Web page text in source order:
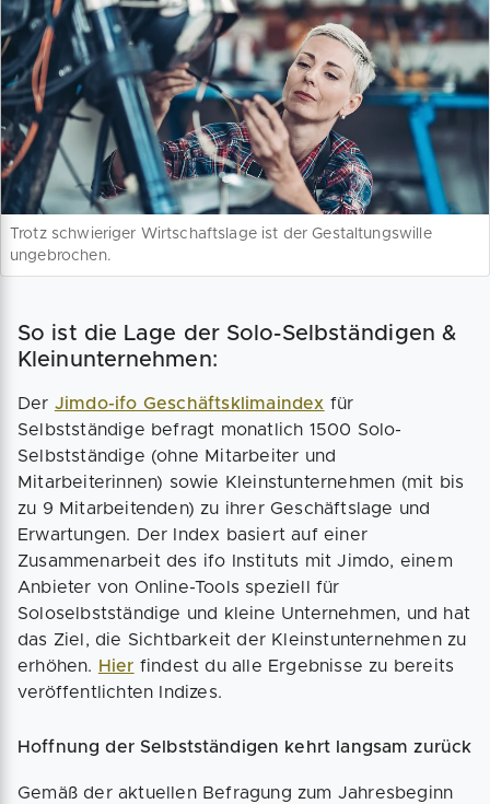
Trotz schwieriger Wirtschaftslage ist der Gestaltungswille
ungebrochen.
So ist die Lage der Solo-Selbständigen &
Kleinunternehmen:
Der Jimdo-ifo Geschäftsklimaindex für
Selbstständige befragt monatlich 1500 Solo-
Selbstständige (ohne Mitarbeiter und
Mitarbeiterinnen) sowie Kleinstunternehmen (mit bis
zu 9 Mitarbeitenden) zu ihrer Geschäftslage und
Erwartungen. Der Index basiert auf einer
Zusammenarbeit des ifo Instituts mit Jimdo, einem
Anbieter von Online-Tools speziell für
Soloselbstständige und kleine Unternehmen, und hat
das Ziel, die Sichtbarkeit der Kleinstunternehmen zu
erhöhen. Hier findest du alle Ergebnisse zu bereits
veröffentlichten Indizes.
Hoffnung der Selbstständigen kehrt langsam zurück
Gemäß der aktuellen Befragung zum Jahresbeginn